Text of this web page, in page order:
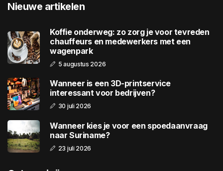
Nieuwe artikelen
Koffie onderweg: zo zorg je voor tevreden
chauffeurs en medewerkers met een
wagenpark
5 augustus 2026
Wanneer is een 3D-printservice
interessant voor bedrijven?
30 juli 2026
Wanneer kies je voor een spoedaanvraag
naar Suriname?
23 juli 2026